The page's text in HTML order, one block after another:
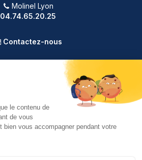
Molinel Lyon
04.74.65.20.25
Contactez-nous